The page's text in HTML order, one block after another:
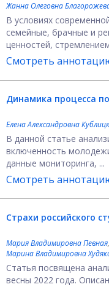
Жанна Олеговна
В условиях
семейные, брачные и
ценностей,
Смотреть
Динамика процесса
Елена Александровна
В данной статье
включенность
данные мониторинга, ...
Смотреть
Страхи российского
Мария Владимировна Певная,
Марина Владимировна
Статья посвящена
весны 2022 года.